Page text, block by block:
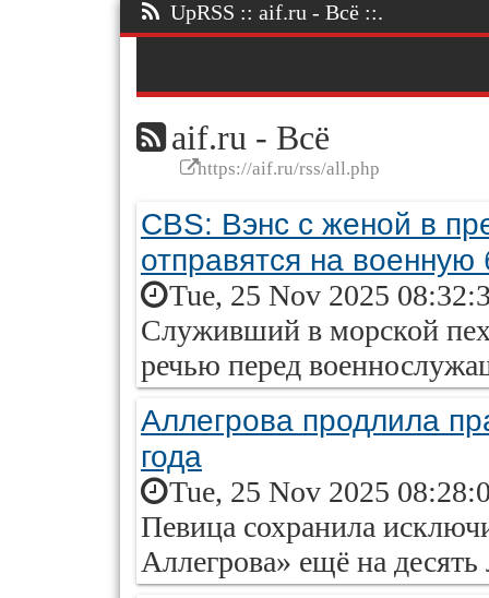
UpRSS :: aif.ru - Всё ::.
aif.ru - Всё
https://aif.ru/rss/all.php
CBS: Вэнс с женой в
отправятся на военную
Tue, 25 Nov 2025
Служивший в морской
речью перед
Аллегрова продлила
года
Tue, 25 Nov 2025
Певица сохранила
Аллегрова» ещё на десять